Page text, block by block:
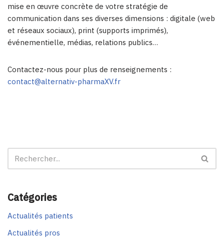
mise en œuvre concrète de votre stratégie de
communication dans ses diverses dimensions : digitale (web
et réseaux sociaux), print (supports imprimés),
événementielle, médias, relations publics…
Contactez-nous pour plus de renseignements :
contact@alternativ-pharmaXV.fr
Catégories
Actualités patients
Actualités pros